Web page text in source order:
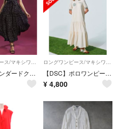
ロングワンピース/マキシワンピース
ダブルスタンダードクロージング 星柄 ロングワンピース マキシ丈 ダブスタ36
ロングワンピース/マキシワンピース
【DSC】ポロワンピース【ESSENTIAL】
¥ 4,800